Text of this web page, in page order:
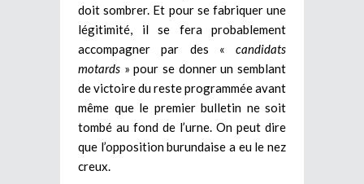
doit sombrer. Et pour se fabriquer une
légitimité, il se fera probablement
accompagner par des « candidats
motards » pour se donner un semblant
de victoire du reste programmée avant
même que le premier bulletin ne soit
tombé au fond de l’urne. On peut dire
que l’opposition burundaise a eu le nez
creux.